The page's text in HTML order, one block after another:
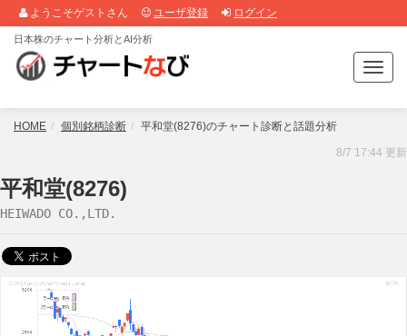
ようこそゲストさん ユーザ登録 ログイン
T
o
g
e
日本株のチャート分析とAI分析
HOME 個別銘柄診断 平和堂(8276)のチャート診断と話題分析
8/7 17:44 更新
平和堂(8276)
HEIWADO CO.,LTD.